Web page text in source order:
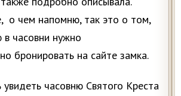
о чем напомню, так это о том,
в часовни нужно
бронировать на сайте замка.
часовню Святого Креста